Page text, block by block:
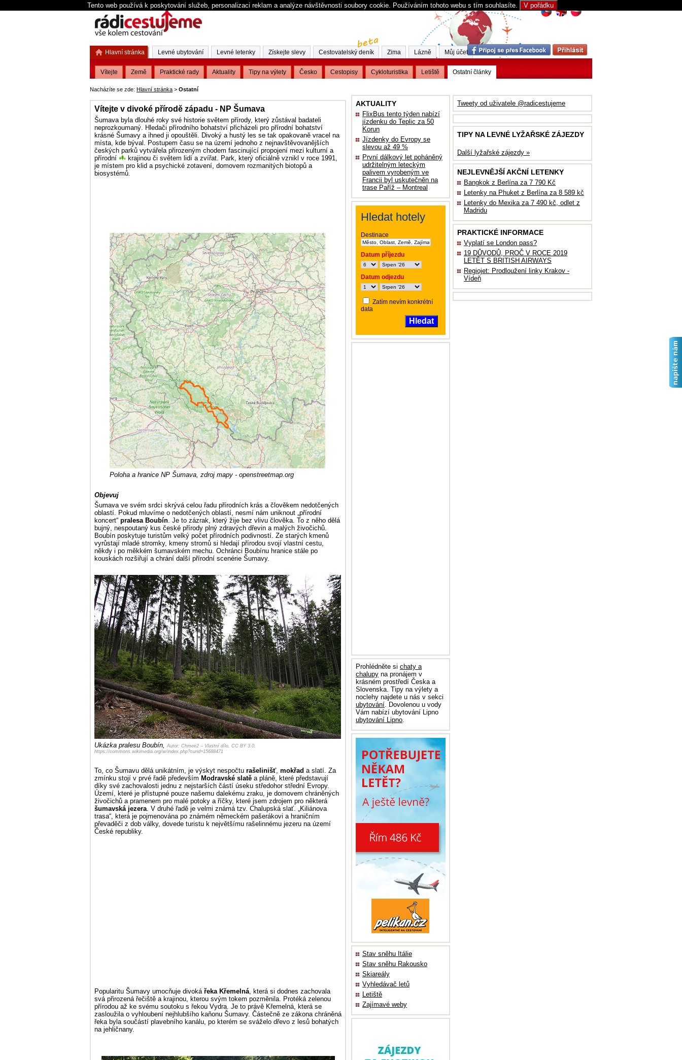
Tento web používá k poskytování služeb, personalizaci reklam a analýze návštěvnosti soubory cookie. Používáním tohoto webu s tím souhlasíte. V pořádku
Nacházíte se zde: Hlavní stránka > Ostatní
Vítejte v divoké přírodě západu - NP Šumava
Šumava byla dlouhé roky své historie světem přírody, který zůstával badateli
neprozkoumaný. Hledači přírodního bohatství přicházeli pro přírodní bohatství
krásné Šumavy a ihned ji opouštěli. Divoký a hustý les se tak opakovaně vracel na
místa, kde býval. Postupem času se na území jednoho z nejnavštěvovanějších
českých parků vytvářela přirozeným chodem fascinující propojení mezi kulturní a
přírodní
krajinou či světem lidí a zvířat. Park, který oficiálně vznikl v roce 1991,
je místem pro klid a psychické zotavení, domovem rozmanitých biotopů a
biosystémů.
Poloha a hranice NP Šumava, zdroj mapy - openstreetmap.org
Objevuj
Šumava ve svém srdci skrývá celou řadu přírodních krás a člověkem nedotčených
oblastí. Pokud mluvíme o nedotčených oblastí, nesmí nám uniknout „přírodní
koncert“ pralesa Boubín. Je to zázrak, který žije bez vlivu člověka. To z něho dělá
bujný, nespoutaný kus české přírody plný zdravých dřevin a malých živočichů.
Boubín poskytuje turistům velký počet přírodních podivností. Ze starých kmenů
vyrůstají mladé stromky, kmeny stromů si hledají přírodou svojí vlastní cestu,
někdy i po měkkém šumavském mechu. Ochránci Boubínu hranice stále po
kouskách rozšiřují a chrání další přírodní scenérie Šumavy.
Ukázka pralesu Boubín, Autor: Chmee2 – Vlastní dílo, CC BY 3.0,
https://commons.wikimedia.org/w/index.php?curid=15688471
To, co Šumavu dělá unikátním, je výskyt nespočtu rašelinišť, mokřad a slatí. Za
zmínku stojí v prvé řadě především Modravské slatě a pláně, které představují
díky své zachovalosti jednu z nejstarších částí úseku středohor střední Evropy.
Území, které je přístupné pouze našemu dalekému zraku, je domovem chráněných
živočichů a pramenem pro malé potoky a říčky, které jsem zdrojem pro některá
šumavská jezera. V druhé řadě je velmi známá tzv. Chalupská slať. „Kiliánova
trasa“, která je pojmenována po známém německém pašerákovi a hraničním
převaděči z dob války, dovede turistu k největšímu rašelinnému jezeru na území
České republiky.
Popularitu Šumavy umocňuje divoká řeka Křemelná, která si dodnes zachovala
svá přirozená řečiště a krajinou, kterou svým tokem pozměnila. Protéká zelenou
přírodou až ke svému soutoku s řekou Vydra. Je to právě Křemelná, která se
zasloužila o vyhloubení nejhlubšího kaňonu Šumavy. Částečně ze zákona chráněná
řeka byla součástí plavebního kanálu, po kterém se sváželo dřevo z lesů bohatých
na jehličnany.
Tweety od uživatele @radicestujeme
TIPY NA LEVNÉ LYŽAŘSKÉ ZÁJEZDY
Další lyžařské zájezdy »
NEJLEVNĚJŠÍ AKČNÍ LETENKY
Bangkok z Berlína za 7 790 Kč
Letenky na Phuket z Berlína za 8 589 kč
Letenky do Mexika za 7 490 kč, odlet z
Madridu
PRAKTICKÉ INFORMACE
Vyplatí se London pass?
19 DŮVODŮ, PROČ V ROCE 2019
LETĚT S BRITISH AIRWAYS
Regiojet: Prodloužení linky Krakov -
Vídeň
AKTUALITY
FlixBus tento týden nabízí
jízdenku do Teplic za 50
Korun
Jízdenky do Evropy se
slevou až 49 %
První dálkový let poháněný
udržitelným leteckým
palivem vyrobeným ve
Francii byl uskutečněn na
trase Paříž – Montreal
Hledat hotely
Destinace
Datum příjezdu
Datum odjezdu
Zatím nevím konkrétní
data
Hledat
Prohlédněte si chaty a
chalupy na pronájem v
krásném prostředí Česka a
Slovenska. Tipy na výlety a
noclehy najdete u nás v sekci
ubytování. Dovolenou u vody
Vám nabízí ubytování Lipno
ubytování Lipno.
Stav sněhu Itálie
Stav sněhu Rakousko
Skiareály
Vyhledávač letů
Letiště
Zajímavé weby
Hlavní stránka
Vítejte Země Praktické rady Aktuality Tipy na výlety Česko Cestopisy Cykloturistika Letiště Ostatní články
Levné ubytování Levné letenky Získejte slevy Cestovatelský deník Zima Lázně Můj účet